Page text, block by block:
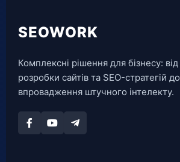
SEOWORK
Комплексні рішення для бізнесу: від
розробки сайтів та SEO-стратегій до
впровадження штучного інтелекту.